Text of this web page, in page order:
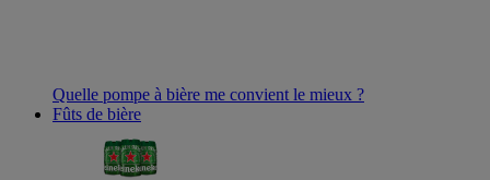
Quelle pompe à bière me convient le mieux ?
Fûts de bière